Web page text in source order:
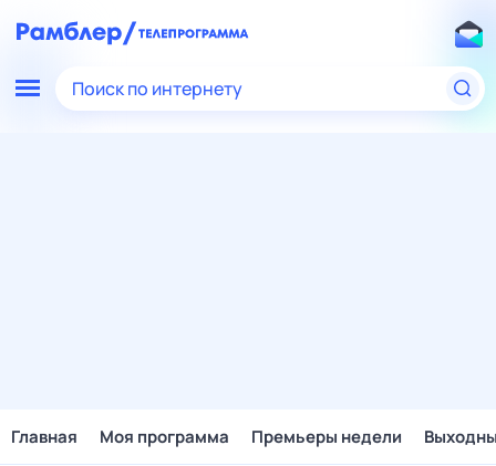
Поиск по интернету
Главная Моя программа Премьеры недели